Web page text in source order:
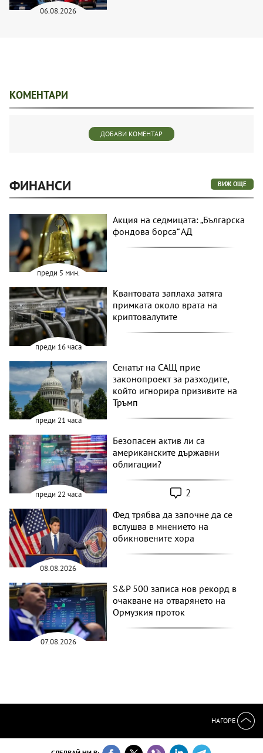
06.08.2026
КОМЕНТАРИ
ДОБАВИ КОМЕНТАР
ФИНАНСИ ВИЖ ОЩЕ
преди 5 мин.
Акция на седмицата: „Българска
фондова борса“ АД
преди 16 часа
Квантовата заплаха затяга
примката около врата на
криптовалутите
преди 21 часа
Сенатът на САЩ прие
законопроект за разходите,
който игнорира призивите на
Тръмп
преди 22 часа
Безопасен актив ли са
американските държавни
облигации?
2
08.08.2026
Фед трябва да започне да се
вслушва в мнението на
обикновените хора
07.08.2026
S&P 500 записа нов рекорд в
очакване на отварянето на
Ормузкия проток
НАГОРЕ